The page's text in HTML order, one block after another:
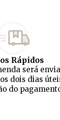
Rápidos
será
dois dias
do